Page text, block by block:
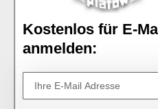
Kostenlos für E-
anmelden: